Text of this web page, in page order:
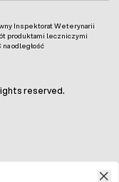
Inspektorat Weterynarii
produktami leczniczymi
na odległość
reserved.